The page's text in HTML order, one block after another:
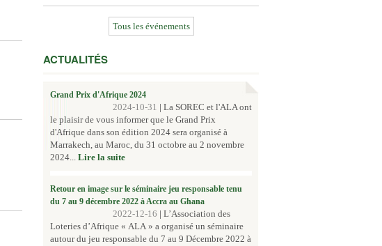
Tous les événements
ACTUALITÉS
Grand Prix d'Afrique 2024
2024-10-31 | La SOREC et l'ALA ont
le plaisir de vous informer que le Grand Prix
d'Afrique dans son édition 2024 sera organisé à
Marrakech, au Maroc, du 31 octobre au 2 novembre
2024... Lire la suite
Retour en image sur le séminaire jeu responsable tenu
du 7 au 9 décembre 2022 à Accra au Ghana
2022-12-16 | L’Association des
Loteries d’Afrique « ALA » a organisé un séminaire
autour du jeu responsable du 7 au 9 Décembre 2022 à